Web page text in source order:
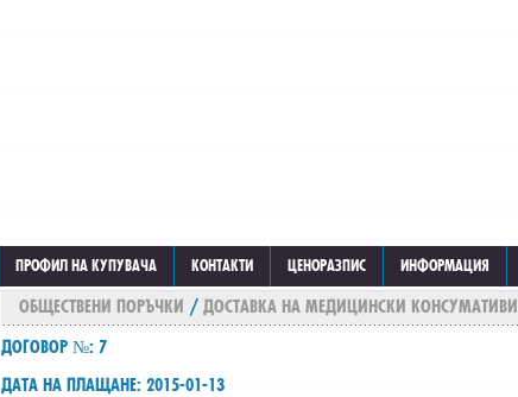
ПРОФИЛ НА КУПУВАЧА КОНТАКТИ ЦЕНОРАЗПИС ИНФОРМАЦИЯ
ОБЩЕСТВЕНИ ПОРЪЧКИ / ДОСТАВКА НА МЕДИЦИНСКИ КОНСУМАТИВИ
ДОГОВОР №: 7
ДАТА НА ПЛАЩАНЕ: 2015-01-13